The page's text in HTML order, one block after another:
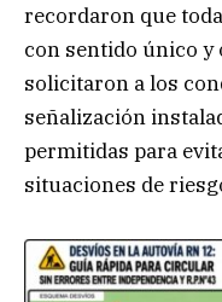
recordaron que
con sentido único
solicitaron a los
señalización
permitidas para
situaciones de